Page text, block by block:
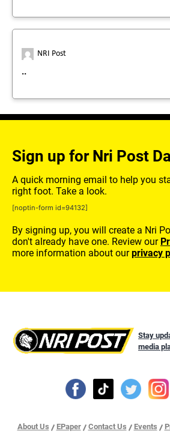
NRI Post
..
Sign up for Nri Post
A quick morning email to help you
right foot. Take a look.
[noptin-form id=94132]
By signing up, you will create a Nri
don't already have one. Review our
more information about ourprivacy
Stay
media
About Us EPaper Contact Us Events